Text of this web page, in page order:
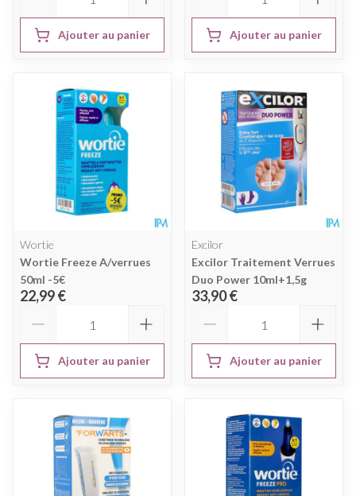
Ajouter au panier Ajouter au panier
Wortie
Wortie Freeze A/verrues
50ml -5€
22,99 €
Ajouter au panier
Excilor
Excilor Traitement Verrues
Duo Power 10ml+1,5g
33,90 €
Ajouter au panier